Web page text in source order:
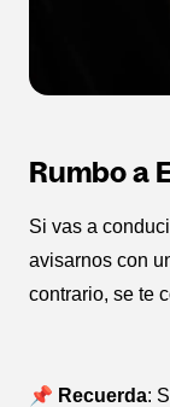
Rumbo a
Si vas a
avisarnos con
contrario, se te
📌 Recuerda: